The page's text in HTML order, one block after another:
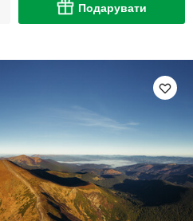
Подарувати